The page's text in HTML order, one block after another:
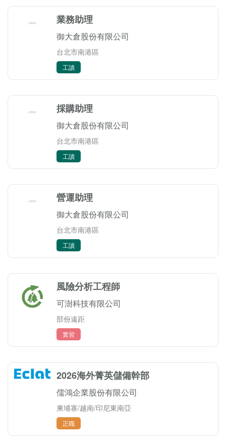
業務助理
御大倉股份有限公司
台北市南港區
工讀
採購助理
御大倉股份有限公司
台北市南港區
工讀
營運助理
御大倉股份有限公司
台北市南港區
工讀
風險分析工程師
可澍科技有限公司
部份遠距
實習
2026海外菁英儲備幹部
儒鴻企業股份有限公司
柬埔寨/越南/印尼東南亞
正職